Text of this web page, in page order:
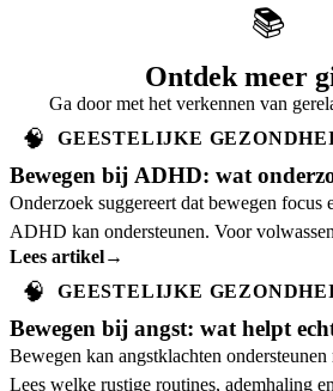
📚
Ontdek meer
Ga door met het verkennen van
🧠 GEESTELIJKE
Bewegen bij ADHD: wat
Onderzoek suggereert dat bewegen focus
ADHD kan ondersteunen. Voor
professionele zorg.
Lees artikel→
🧠 GEESTELIJKE
Bewegen bij angst: wat helpt
Bewegen kan angstklachten ondersteunen
Lees welke rustige routines, ademhaling